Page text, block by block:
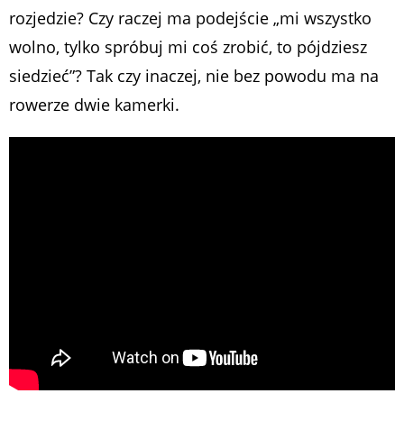
rozjedzie? Czy raczej ma podejście „mi wszystko
wolno, tylko spróbuj mi coś zrobić, to pójdziesz
siedzieć”? Tak czy inaczej, nie bez powodu ma na
rowerze dwie kamerki.